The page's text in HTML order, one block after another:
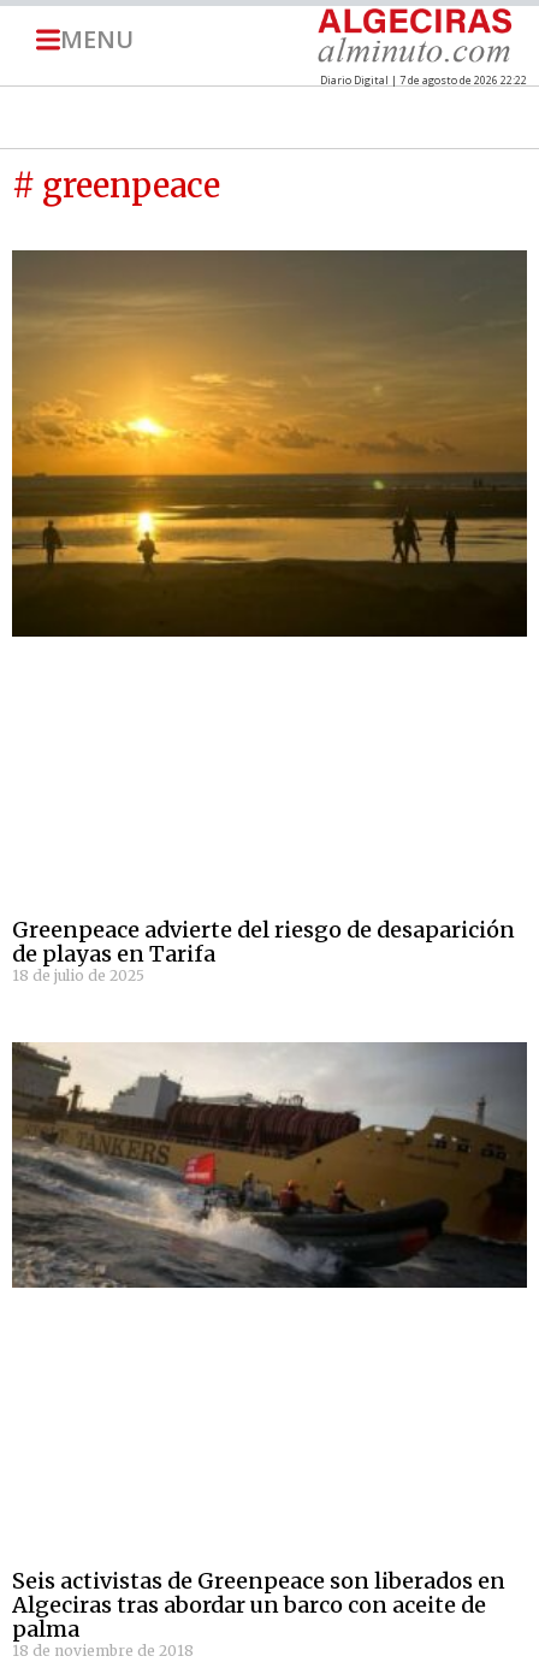
MENU
Diario Digital | 7 de agosto de 2026 22:22
# greenpeace
Greenpeace advierte del riesgo de desaparición
de playas en Tarifa
18 de julio de 2025
Seis activistas de Greenpeace son liberados en
Algeciras tras abordar un barco con aceite de
palma
18 de noviembre de 2018